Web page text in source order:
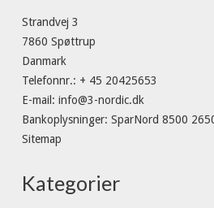
Strandvej 3
7860 Spøttrup
Danmark
Telefonnr.: + 45 20425653
E-mail : info@3-nordic.dk
Bankoplysninger: SparNord 8500
Sitemap
Kategorier